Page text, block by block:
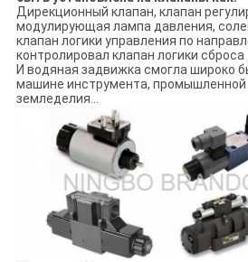
Дирекционный клапан, клапан
модулирующая лампа давления,
клапан логики управления по
контролировал клапан логики сброса
И водяная задвижка смогла широко
машине инструмента,
земледелия…